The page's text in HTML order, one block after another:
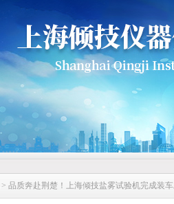
> 品质奔赴荆楚！上海倾技盐雾试验机完成装